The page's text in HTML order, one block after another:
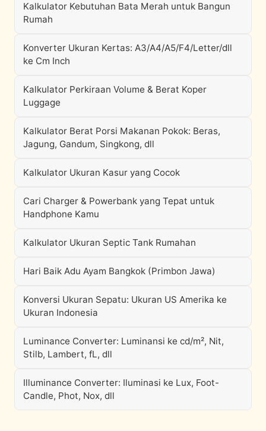
Kalkulator Kebutuhan Bata Merah untuk Bangun
Rumah
Konverter Ukuran Kertas: A3/A4/A5/F4/Letter/dll
ke Cm Inch
Kalkulator Perkiraan Volume & Berat Koper
Luggage
Kalkulator Berat Porsi Makanan Pokok: Beras,
Jagung, Gandum, Singkong, dll
Kalkulator Ukuran Kasur yang Cocok
Cari Charger & Powerbank yang Tepat untuk
Handphone Kamu
Kalkulator Ukuran Septic Tank Rumahan
Hari Baik Adu Ayam Bangkok (Primbon Jawa)
Konversi Ukuran Sepatu: Ukuran US Amerika ke
Ukuran Indonesia
Luminance Converter: Luminansi ke cd/m², Nit,
Stilb, Lambert, fL, dll
Illuminance Converter: Iluminasi ke Lux, Foot-
Candle, Phot, Nox, dll